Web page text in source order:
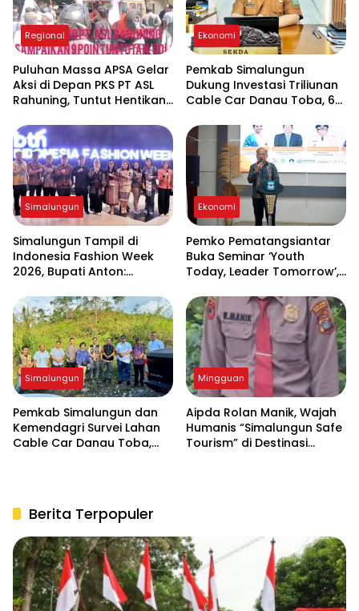
Regional
Puluhan Massa APSA Gelar
Aksi di Depan PKS PT ASL
Rahuning, Tuntut Hentikan
Sungai Asahan
Ekonomi
Pemkab Simalungun
Dukung Investasi Triliunan
Cable Car Danau Toba, 60
Simalungun
Simalungun Tampil di
Indonesia Fashion Week
2026, Bupati Anton:
Penggerak Ekonomi dan
Pendidikan Karakter
Ekonomi
Pemko Pematangsiantar
Buka Seminar ‘Youth
Today, Leader Tomorrow’,
Jadi Wirausahawan
Simalungun
Pemkab Simalungun dan
Kemendagri Survei Lahan
Cable Car Danau Toba,
Mingguan
Aipda Rolan Manik, Wajah
Humanis “Simalungun Safe
Tourism” di Destinasi
Berita Terpopuler